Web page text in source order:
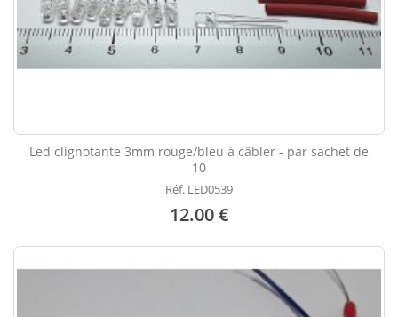
Led clignotante 3mm rouge/bleu à câbler - par sachet de
10
Réf. LED0539
12.00 €